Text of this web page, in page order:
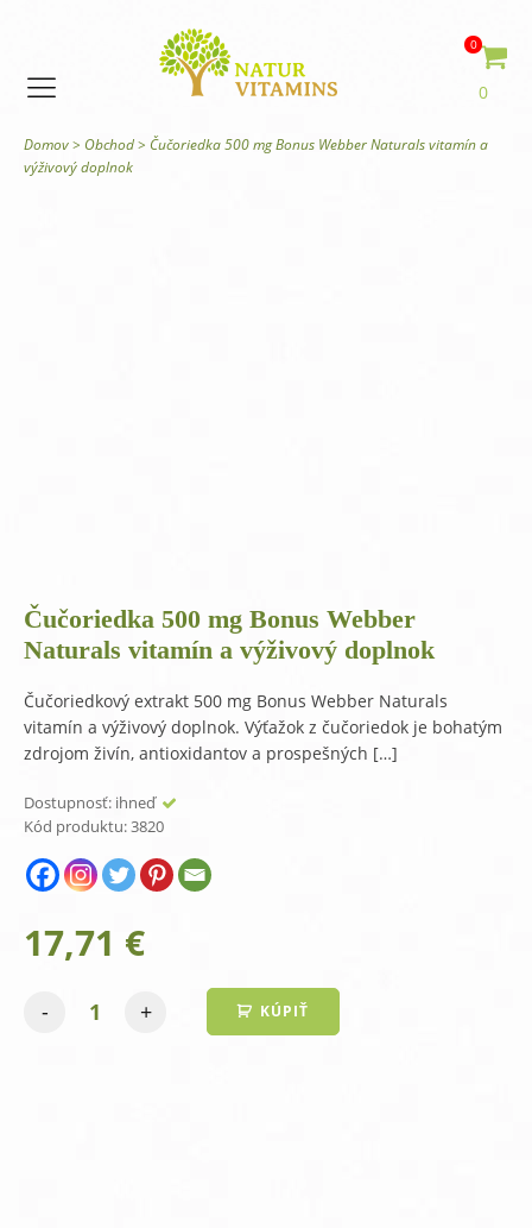
0
0
Domov> Obchod> Čučoriedka 500 mg Bonus Webber Naturals vitamín a
výživový doplnok
Čučoriedka 500 mg Bonus Webber
Naturals vitamín a výživový doplnok
Čučoriedkový extrakt 500 mg Bonus Webber Naturals
vitamín a výživový doplnok. Výťažok z čučoriedok je bohatým
zdrojom živín, antioxidantov a prospešných […]
Dostupnosť: ihneď
Kód produktu:3820
17,71 €
- + KÚPIŤ